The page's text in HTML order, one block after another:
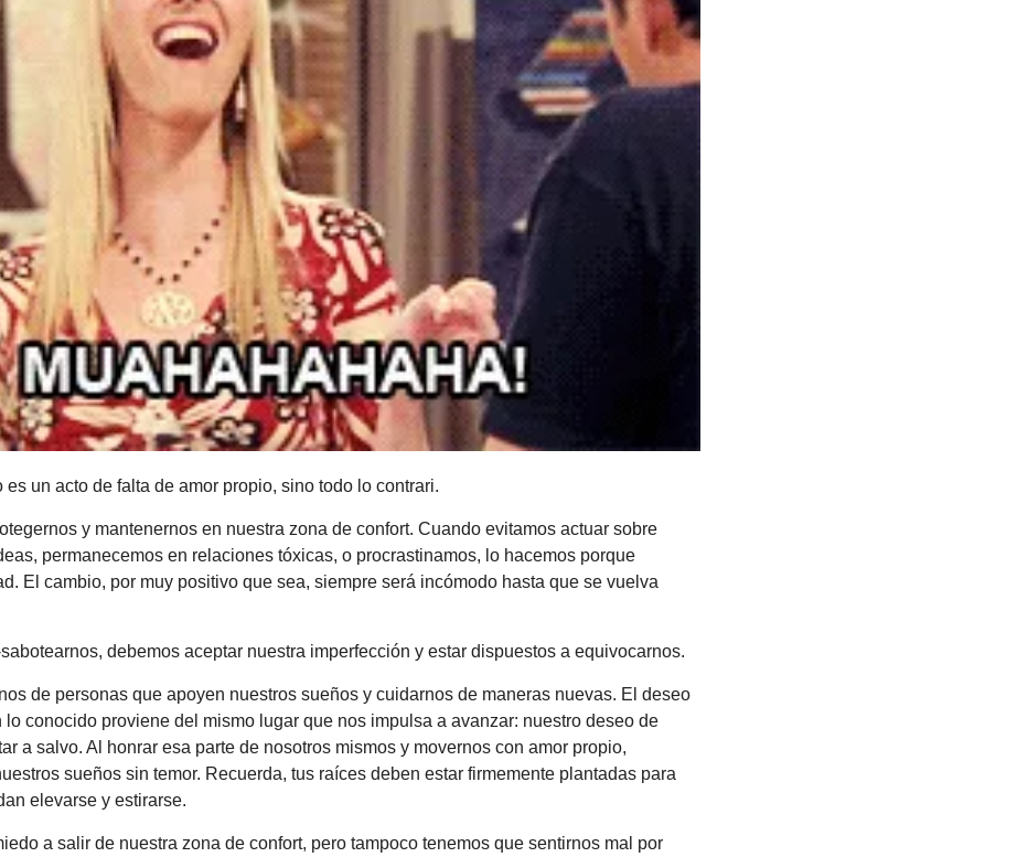
es un acto de falta de amor propio, sino todo lo contrari.
y mantenernos en nuestra zona de confort. Cuando evitamos actuar sobre
permanecemos en relaciones tóxicas, o procrastinamos, lo hacemos porque
El cambio, por muy positivo que sea, siempre será incómodo hasta que se vuelva
debemos aceptar nuestra imperfección y estar dispuestos a equivocarnos.
de personas que apoyen nuestros sueños y cuidarnos de maneras nuevas. El deseo
lo conocido proviene del mismo lugar que nos impulsa a avanzar: nuestro deseo de
a salvo. Al honrar esa parte de nosotros mismos y movernos con amor propio,
sueños sin temor. Recuerda, tus raíces deben estar firmemente plantadas para
elevarse y estirarse.
a salir de nuestra zona de confort, pero tampoco tenemos que sentirnos mal por